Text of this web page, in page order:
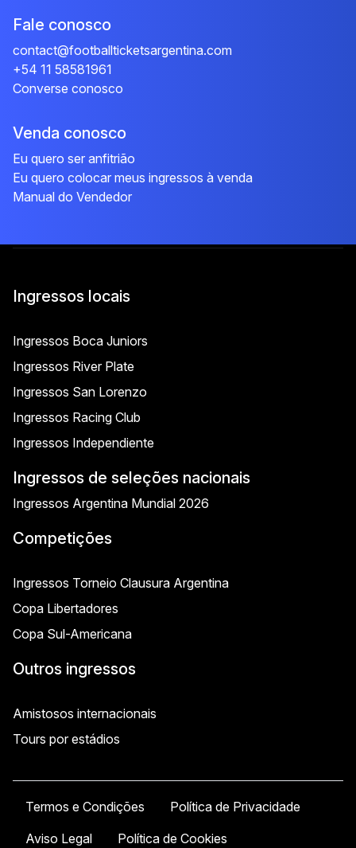
Fale conosco
contact@footballticketsargentina.com
+54 11 58581961
Converse conosco
Venda conosco
Eu quero ser anfitrião
Eu quero colocar meus ingressos à venda
Manual do Vendedor
Ingressos locais
Ingressos Boca Juniors
Ingressos River Plate
Ingressos San Lorenzo
Ingressos Racing Club
Ingressos Independiente
Ingressos de seleções nacionais
Ingressos Argentina Mundial 2026
Competições
Ingressos Torneio Clausura Argentina
Copa Libertadores
Copa Sul-Americana
Outros ingressos
Amistosos internacionais
Tours por estádios
Termos e Condições
Política de Privacidade
Aviso Legal
Política de Cookies